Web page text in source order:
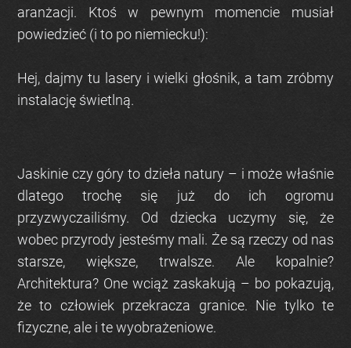
aranżacji. Ktoś w pewnym momencie musiał
powiedzieć (i to po niemiecku!):
Hej, dajmy tu lasery i wielki głośnik, a tam zróbmy
instalację świetlną.
Jaskinie czy góry to dzieła natury – i może właśnie
dlatego trochę się już do ich ogromu
przyzwyczailiśmy. Od dziecka uczymy się, że
wobec przyrody jesteśmy mali. Że są rzeczy od nas
starsze, większe, trwalsze. Ale kopalnie?
Architektura? One wciąż zaskakują – bo pokazują,
że to człowiek przekracza granice. Nie tylko te
fizyczne, ale i te wyobrażeniowe.